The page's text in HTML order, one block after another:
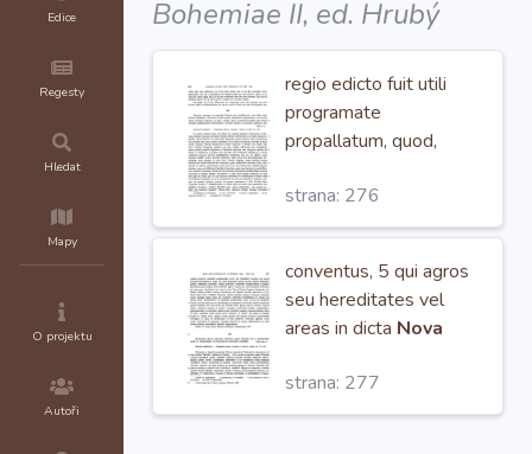
Edice
Regesty
Hledat
Mapy
O projektu
Autoři
Bohemiae II, ed. Hrubý
regio edicto fuit utili
programate
propallatum, quod,
Civitate Pragensi,
quam predictus noster
intendit tam hominibus,
quam
strana: 276
conventus, 5 qui agros
seu hereditates vel
areas in dicta Nova
dinoscimur habuisse,
nullum penitus censum,
strana: 277